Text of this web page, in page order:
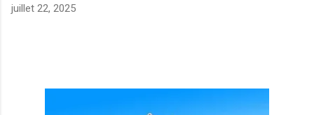
juillet 22, 2025